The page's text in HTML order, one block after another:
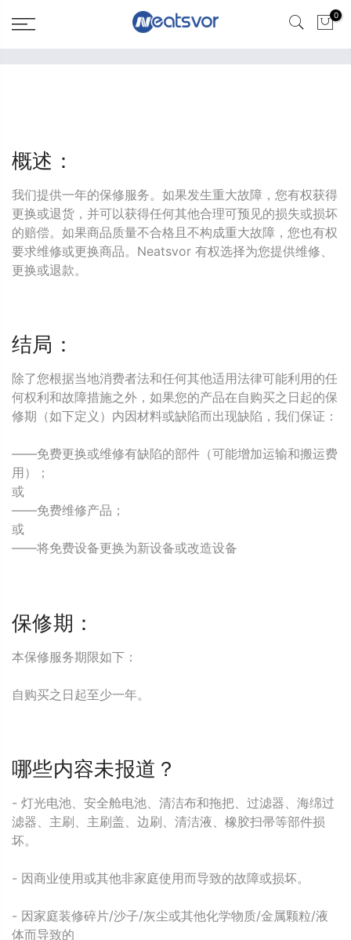
0
概述：
我们提供一年的保修服务。如果发生重大故障，您有权获得
更换或退货，并可以获得任何其他合理可预见的损失或损坏
的赔偿。如果商品质量不合格且不构成重大故障，您也有权
要求维修或更换商品。Neatsvor 有权选择为您提供维修、
更换或退款。
结局：
除了您根据当地消费者法和任何其他适用法律可能利用的任
何权利和故障措施之外，如果您的产品在自购买之日起的保
修期（如下定义）内因材料或缺陷而出现缺陷，我们保证：
——免费更换或维修有缺陷的部件（可能增加运输和搬运费
用）；
或
——免费维修产品；
或
——将免费设备更换为新设备或改造设备
保修期：
本保修服务期限如下：
自购买之日起至少一年。
哪些内容未报道？
- 灯光电池、安全舱电池、清洁布和拖把、过滤器、海绵过
滤器、主刷、主刷盖、边刷、清洁液、橡胶扫帚等部件损
坏。
- 因商业使用或其他非家庭使用而导致的故障或损坏。
- 因家庭装修碎片/沙子/灰尘或其他化学物质/金属颗粒/液
体而导致的